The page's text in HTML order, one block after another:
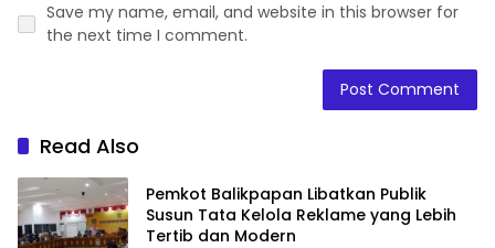
Save my name, email, and website in this browser for
the next time I comment.
Read Also
Pemkot Balikpapan Libatkan Publik
Susun Tata Kelola Reklame yang Lebih
Tertib dan Modern